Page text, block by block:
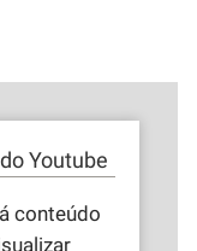
Youtube
conteúdo